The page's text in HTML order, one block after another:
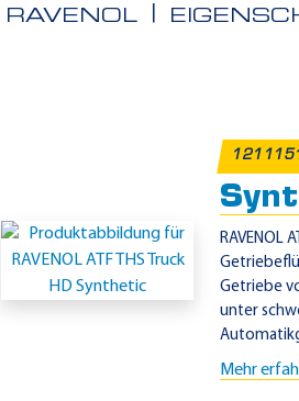
RAVENOL
Einsatzgebiete
MB
236.9
RAVENOL
Getriebe
unter
Mehr